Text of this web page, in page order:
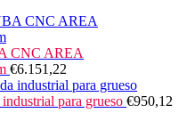
CNC AREA
€6.151,22
para grueso €950,12